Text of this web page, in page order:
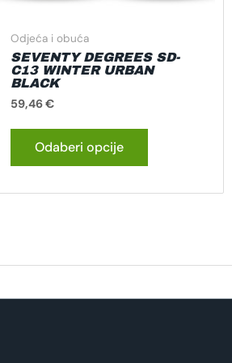
Odjeća i obuća
SEVENTY DEGREES SD-
C13 WINTER URBAN
BLACK
59,46€
Odaberi opcije